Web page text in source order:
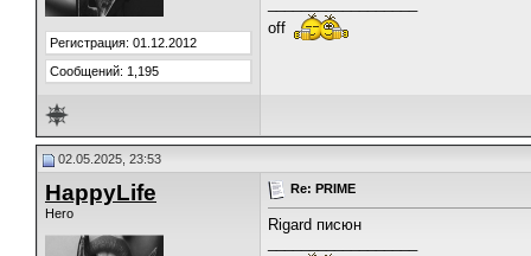
Регистрация: 01.12.2012
Сообщений: 1,195
off
02.05.2025, 23:53
HappyLife
Hero
Re: PRIME
Rigard писюн